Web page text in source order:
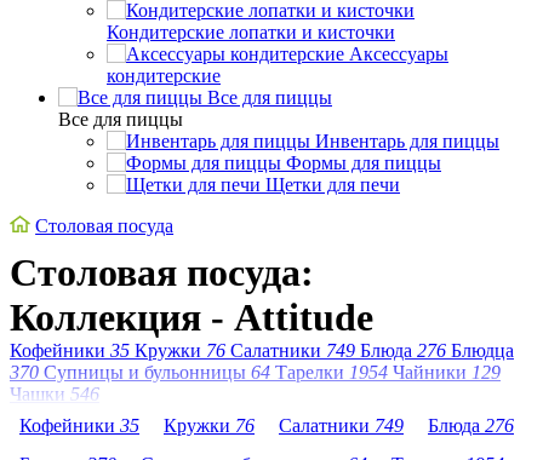
Кондитерские лопатки и кисточки
Аксессуары
кондитерские
Все для пиццы
Все для пиццы
Инвентарь для пиццы
Формы для пиццы
Щетки для печи
Столовая посуда
Столовая посуда:
Коллекция - Attitude
Кофейники 35 Кружки 76 Салатники 749 Блюда 276 Блюдца
370 Супницы и бульонницы 64 Тарелки 1954 Чайники 129
Чашки 546
Кофейники 35 Кружки 76 Салатники 749 Блюда 276